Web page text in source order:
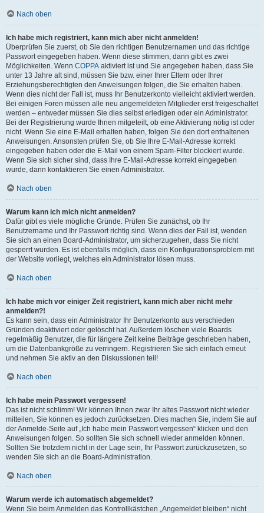
Nach oben
Ich habe mich registriert, kann mich aber nicht anmelden!
Überprüfen Sie zuerst, ob Sie den richtigen Benutzernamen und das richtige
Passwort eingegeben haben. Wenn diese stimmen, dann gibt es zwei
Möglichkeiten. Wenn COPPA aktiviert ist und Sie angegeben haben, dass Sie
unter 13 Jahre alt sind, müssen Sie bzw. einer Ihrer Eltern oder Ihrer
Erziehungsberechtigten den Anweisungen folgen, die Sie erhalten haben.
Wenn dies nicht der Fall ist, muss Ihr Benutzerkonto vielleicht aktiviert werden.
Bei einigen Foren müssen alle neu angemeldeten Mitglieder erst freigeschaltet
werden – entweder müssen Sie dies selbst erledigen oder ein Administrator.
Bei der Registrierung wurde Ihnen mitgeteilt, ob eine Aktivierung nötig ist oder
nicht. Wenn Sie eine E-Mail erhalten haben, folgen Sie den dort enthaltenen
Anweisungen. Ansonsten prüfen Sie, ob Sie Ihre E-Mail-Adresse korrekt
eingegeben haben oder die E-Mail von einem Spam-Filter blockiert wurde.
Wenn Sie sich sicher sind, dass Ihre E-Mail-Adresse korrekt eingegeben
wurde, dann kontaktieren Sie einen Administrator.
Nach oben
Warum kann ich mich nicht anmelden?
Dafür gibt es viele mögliche Gründe. Prüfen Sie zunächst, ob Ihr
Benutzername und Ihr Passwort richtig sind. Wenn dies der Fall ist, wenden
Sie sich an einen Board-Administrator, um sicherzugehen, dass Sie nicht
gesperrt wurden. Es ist ebenfalls möglich, dass ein Konfigurationsproblem mit
der Website vorliegt, welches ein Administrator lösen muss.
Nach oben
Ich habe mich vor einiger Zeit registriert, kann mich aber nicht mehr
anmelden?!
Es kann sein, dass ein Administrator Ihr Benutzerkonto aus verschieden
Gründen deaktiviert oder gelöscht hat. Außerdem löschen viele Boards
regelmäßig Benutzer, die für längere Zeit keine Beiträge geschrieben haben,
um die Datenbankgröße zu verringern. Registrieren Sie sich einfach erneut
und nehmen Sie aktiv an den Diskussionen teil!
Nach oben
Ich habe mein Passwort vergessen!
Das ist nicht schlimm! Wir können Ihnen zwar Ihr altes Passwort nicht wieder
mitteilen, Sie können es jedoch zurücksetzen. Dies machen Sie, indem Sie auf
der Anmelde-Seite auf „Ich habe mein Passwort vergessen“ klicken und den
Anweisungen folgen. So sollten Sie sich schnell wieder anmelden können.
Sollten Sie trotzdem nicht in der Lage sein, Ihr Passwort zurückzusetzen, so
wenden Sie sich an die Board-Administration.
Nach oben
Warum werde ich automatisch abgemeldet?
Wenn Sie beim Anmelden das Kontrollkästchen „Angemeldet bleiben“ nicht